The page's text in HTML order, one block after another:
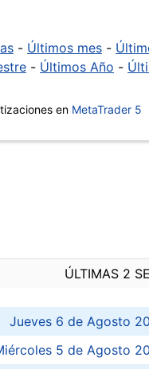
- Últimos mes -
- Últimos Año -
en MetaTrader 5
ÚLTIMAS 2
Jueves 6 de Agosto
5 de Agosto